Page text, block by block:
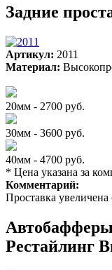
Задние
Артикул: 2011
Материал:
20мм - 2700 руб.
30мм - 3600 руб.
40мм - 4700 руб.
* Цена указана за
Комментарий:
Проставка
Рестайлинг